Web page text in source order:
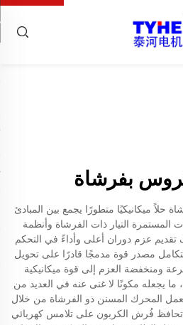
بفرشاة
حلاً ميكانيكيًا متطورًا يجمع بين المبادئ
المستمرة التيار ذات الفرشاة وأنظمة
عزم دوران أعلى وأداءً في التحكم
مصدر قوة مدمجًا قادرًا على تحويل
ومنخفضة العزم إلى قوة ميكانيكية
يجعله مكونًا لا غنى عنه في العديد من
يعمل المحرك المسنن ذو الفرشاة من خلال
فُرش الكربون على تلامس كهربائي